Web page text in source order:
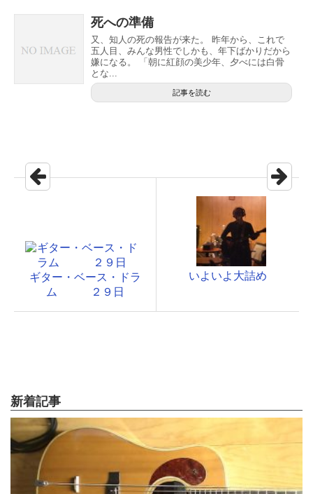
死への準備
又、知人の死の報告が来た。 昨年から、これで
五人目、みんな男性でしかも、年下ばかりだから
嫌になる。 「朝に紅顔の美少年、夕べには白骨
とな...
記事を読む
ギター・ベース・ドラ
ム ２９日
いよいよ大詰め
新着記事